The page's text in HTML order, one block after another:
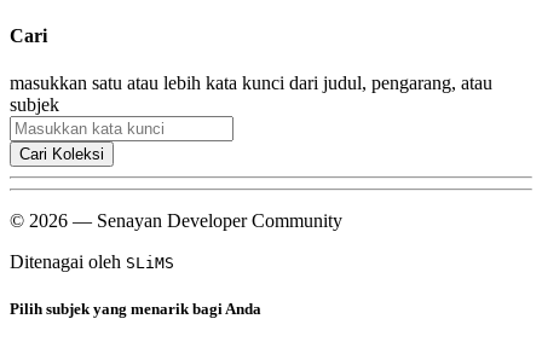
Cari
masukkan satu atau lebih kata kunci dari judul, pengarang, atau
subjek
Cari Koleksi
© 2026 — Senayan Developer Community
Ditenagai oleh SLiMS
Pilih subjek yang menarik bagi Anda